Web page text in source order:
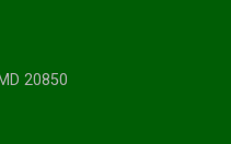
20850